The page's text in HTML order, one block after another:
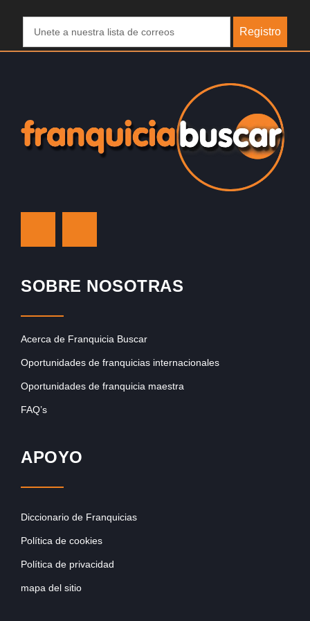
Registro
SOBRE NOSOTRAS
Acerca de Franquicia Buscar
Oportunidades de franquicias internacionales
Oportunidades de franquicia maestra
FAQ’s
APOYO
Diccionario de Franquicias
Política de cookies
Política de privacidad
mapa del sitio